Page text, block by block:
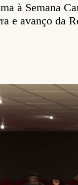
à Semana
e avanço da